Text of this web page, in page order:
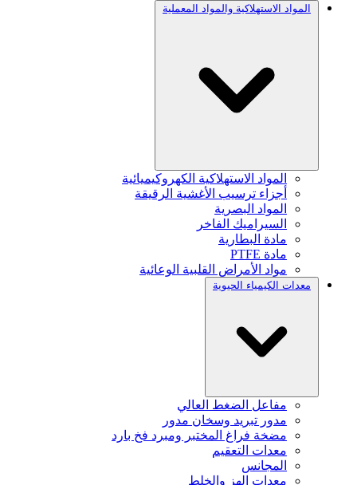
المواد الاستهلاكية والمواد المعملية
المواد الاستهلاكية الكهروكيميائية
أجزاء ترسيب الأغشية الرقيقة
المواد البصرية
السيراميك الفاخر
مادة البطارية
مادة PTFE
مواد الأمراض القلبية الوعائية
معدات الكيمياء الحيوية
مفاعل الضغط العالي
مدور تبريد وسخان مدور
مضخة فراغ المختبر ومبرد فخ بارد
معدات التعقيم
المجانس
معدات الهز والخلط